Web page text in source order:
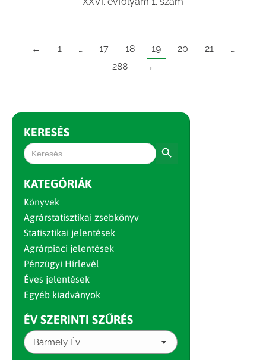
← 1 … 17 18 19 20 21
…
288
→
KERESÉS
Search
for:
KATEGÓRIÁK
Könyvek
Agrárstatisztikai zsebkönyv
Statisztikai jelentések
Agrárpiaci jelentések
Pénzügyi Hírlevél
Éves jelentések
Egyéb kiadványok
ÉV SZERINTI SZŰRÉS
Bármely Év